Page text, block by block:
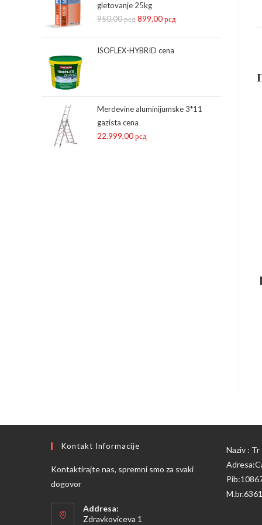
5.999,00 рсд.
gletovanje 25kg
950,00рсдОригинална
је
899,00рсдТренутна
ISOFLEX-HYBRID cena
Merdevine aluminijumske 3*11
gazista cena
22.999,00рсд
Kontakt Informacije
Kontaktirajte nas, spremni smo za svaki
dogovor
Addresa:
Zdravkoviceva 1
Naziv :